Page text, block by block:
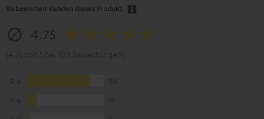
So bewerten Kunden dieses Produkt